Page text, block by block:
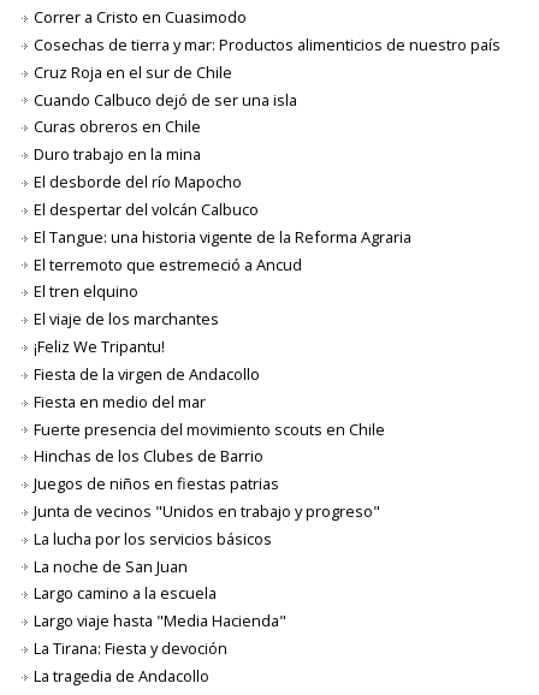
Correr a Cristo en Cuasimodo
Cosechas de tierra y mar: Productos alimenticios de nuestro país
Cruz Roja en el sur de Chile
Cuando Calbuco dejó de ser una isla
Curas obreros en Chile
Duro trabajo en la mina
El desborde del río Mapocho
El despertar del volcán Calbuco
El Tangue: una historia vigente de la Reforma Agraria
El terremoto que estremeció a Ancud
El tren elquino
El viaje de los marchantes
¡Feliz We Tripantu!
Fiesta de la virgen de Andacollo
Fiesta en medio del mar
Fuerte presencia del movimiento scouts en Chile
Hinchas de los Clubes de Barrio
Juegos de niños en fiestas patrias
Junta de vecinos "Unidos en trabajo y progreso"
La lucha por los servicios básicos
La noche de San Juan
Largo camino a la escuela
Largo viaje hasta "Media Hacienda"
La Tirana: Fiesta y devoción
La tragedia de Andacollo